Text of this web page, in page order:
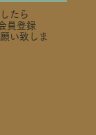
たら
員登録
い致しま